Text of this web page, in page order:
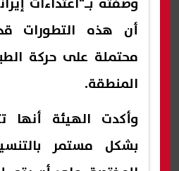
أن هذه التطورات
محتملة على حركة
المنطقة.
وأكدت الهيئة أنها
بشكل مستمر